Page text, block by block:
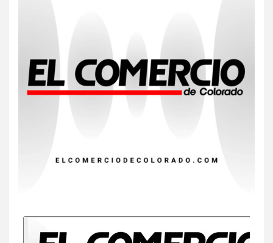
precio
8 • ESTADOS UNIDOS HOGAR Y SALUD
dos muertes por Cyclospora
EEUU este año que en 2025